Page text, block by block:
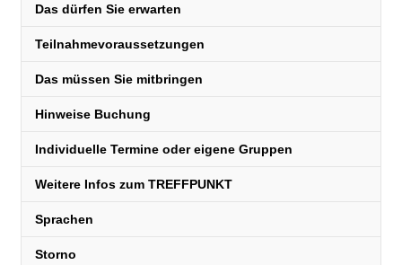
Das dürfen Sie erwarten
Teilnahmevoraussetzungen
Das müssen Sie mitbringen
Hinweise Buchung
Individuelle Termine oder eigene Gruppen
Weitere Infos zum TREFFPUNKT
Sprachen
Storno